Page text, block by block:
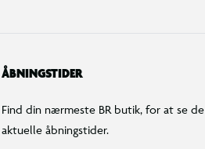
ÅBNINGSTIDER
Find din nærmeste BR butik, for at se de
aktuelle åbningstider.